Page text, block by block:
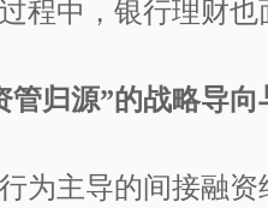
程中，银行理财
管归源”的战略导
为主导的间接融